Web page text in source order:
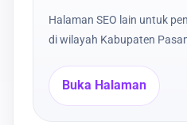
Halaman SEO lain untuk
di wilayah Kabupaten
Buka Halaman